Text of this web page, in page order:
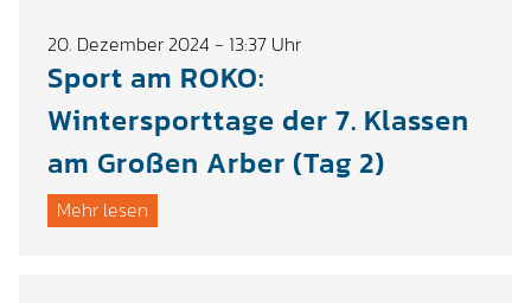
20. Dezember 2024 - 13:37 Uhr
Sport am ROKO:
Wintersporttage der 7. Klassen
am Großen Arber (Tag 2)
Mehr lesen